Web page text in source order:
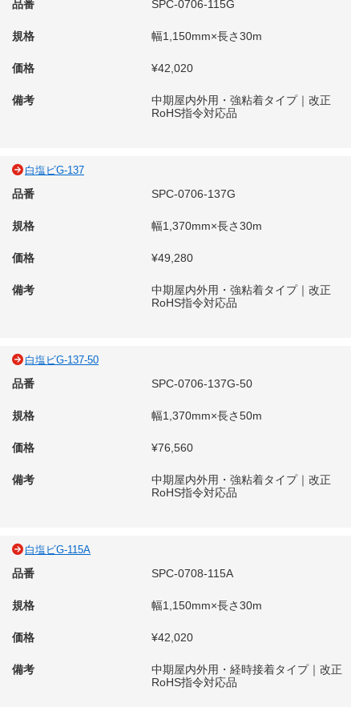
品番 SPC-0706-115G
規格 幅1,150mm×長さ30m
価格 ¥42,020
備考
中期屋内外用・強粘着タイプ｜改正
RoHS指令対応品
白塩ビG-137
品番 SPC-0706-137G
規格 幅1,370mm×長さ30m
価格 ¥49,280
備考
中期屋内外用・強粘着タイプ｜改正
RoHS指令対応品
白塩ビG-137-50
品番 SPC-0706-137G-50
規格 幅1,370mm×長さ50m
価格 ¥76,560
備考
中期屋内外用・強粘着タイプ｜改正
RoHS指令対応品
白塩ビG-115A
品番 SPC-0708-115A
規格 幅1,150mm×長さ30m
価格 ¥42,020
備考
中期屋内外用・経時接着タイプ｜改正
RoHS指令対応品